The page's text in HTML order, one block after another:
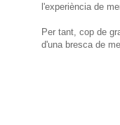
l'experiència de
Per tant, cop de
d'una bresca de